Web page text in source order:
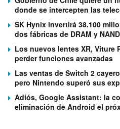
donde se intercepten las
SK Hynix invertirá 38.100
dos fábricas de DRAM y NAND
Los nuevos lentes XR, Viture
perder funciones avanzadas
Las ventas de Switch 2
pero Nintendo superó sus
Adiós, Google Assistant: la
eliminación de Android el